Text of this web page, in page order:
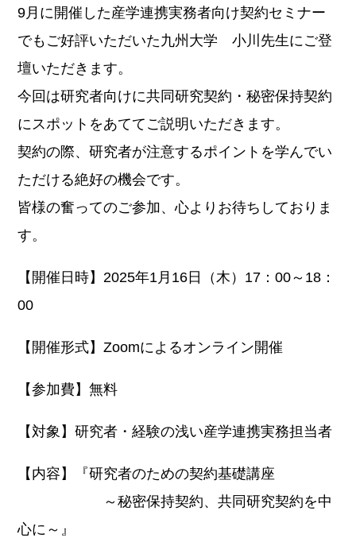
9月に開催した産学連携実務者向け契約セミナー
でもご好評いただいた九州大学 小川先生にご登
壇いただきます。
今回は研究者向けに共同研究契約・秘密保持契約
にスポットをあててご説明いただきます。
契約の際、研究者が注意するポイントを学んでい
ただける絶好の機会です。
皆様の奮ってのご参加、心よりお待ちしておりま
す。
【開催日時】2025年1月16日（木）17：00～18：
00
【開催形式】Zoomによるオンライン開催
【参加費】無料
【対象】研究者・経験の浅い産学連携実務担当者
【内容】『研究者のための契約基礎講座
～秘密保持契約、共同研究契約を中
心に～』